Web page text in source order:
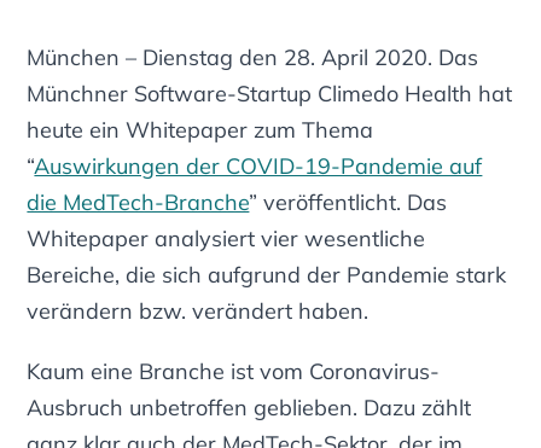
München – Dienstag den 28. April 2020. Das
Münchner Software-Startup Climedo Health hat
heute ein Whitepaper zum Thema
“Auswirkungen der COVID-19-Pandemie auf
die MedTech-Branche” veröffentlicht. Das
Whitepaper analysiert vier wesentliche
Bereiche, die sich aufgrund der Pandemie stark
verändern bzw. verändert haben.
Kaum eine Branche ist vom Coronavirus-
Ausbruch unbetroffen geblieben. Dazu zählt